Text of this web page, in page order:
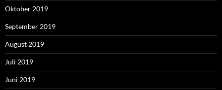
Oktober 2019
September 2019
August 2019
Juli 2019
Juni 2019